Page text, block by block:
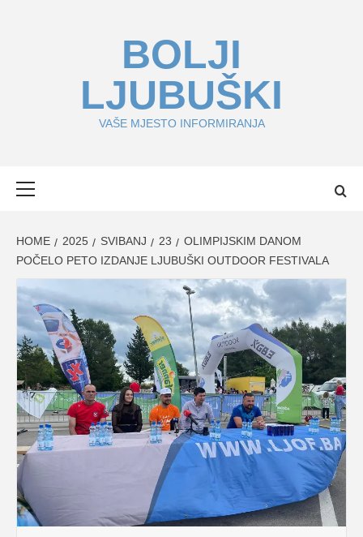
BOLJI
LJUBUŠKI
VAŠE MJESTO INFORMIRANJA
HOME 2025 SVIBANJ 23
OLIMPIJSKIM DANOM
POČELO PETO IZDANJE LJUBUŠKI OUTDOOR FESTIVALA